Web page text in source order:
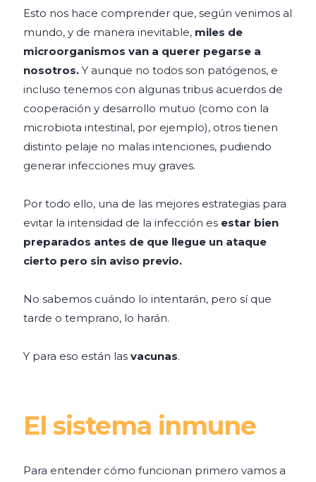
Esto nos hace comprender que, según venimos al
mundo, y de manera inevitable, miles de
microorganismos van a querer pegarse a
nosotros.Y aunque no todos son patógenos, e
incluso tenemos con algunas tribus acuerdos de
cooperación y desarrollo mutuo (como con la
microbiota intestinal, por ejemplo), otros tienen
distinto pelaje no malas intenciones, pudiendo
generar infecciones muy graves.
Por todo ello, una de las mejores estrategias para
evitar la intensidad de la infección es estar bien
preparados antes de que llegue un ataque
cierto pero sin aviso previo.
No sabemos cuándo lo intentarán, pero sí que
tarde o temprano, lo harán.
Y para eso están lasvacunas.
El sistema inmune
Para entender cómo funcionan primero vamos a